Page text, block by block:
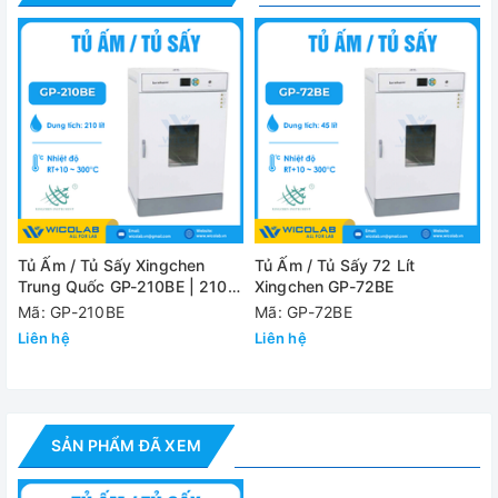
- Tủ được thiết kế cách nhiệt tốt giúp tiết kiệm điện đồng
thời an toàn cho người dùng khi sử dụng.
Cung cấp bao gồm:
- Tủ sấy GP-125BE
- Giá để mẫu sấy : 2 khay
- Hướng dẫn sử dụng : 1 bộ
Thông số kỹ thuật
Model GP-125BE
Dải nhiệt độ làm
việc
+5 ~ 80 độ C (khi là tủ ấm); 80 ~ 300 độ
Tủ Ấm / Tủ Sấy Xingchen
Trung Quốc GP-210BE | 210
Lít
Mã: GP-210BE
Liên hệ
Tủ Ấm / Tủ Sấy 72 Lít
Xingchen GP-72BE
Mã: GP-72BE
Liên hệ
SẢN PHẨM ĐÃ XEM